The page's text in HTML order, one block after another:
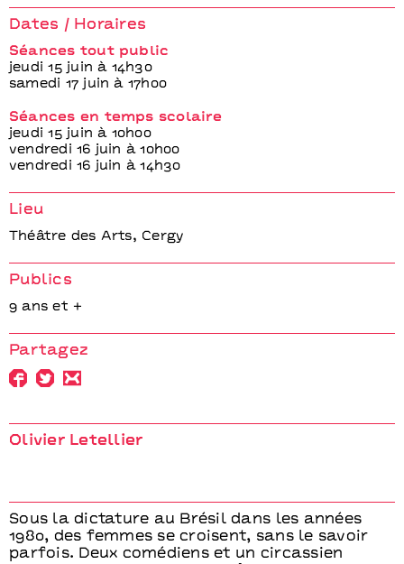
Olivier Letellier
Sous la dictature au Brésil dans les années
1980, des femmes se croisent, sans le savoir
parfois. Deux comédiens et un circassien
Dates / Horaires
Séances tout public
jeudi 15 juin à 14h30
samedi 17 juin à 17h00
Séances en temps scolaire
jeudi 15 juin à 10h00
vendredi 16 juin à 10h00
vendredi 16 juin à 14h30
Lieu
Théâtre des Arts, Cergy
Publics
9 ans et +
Partagez